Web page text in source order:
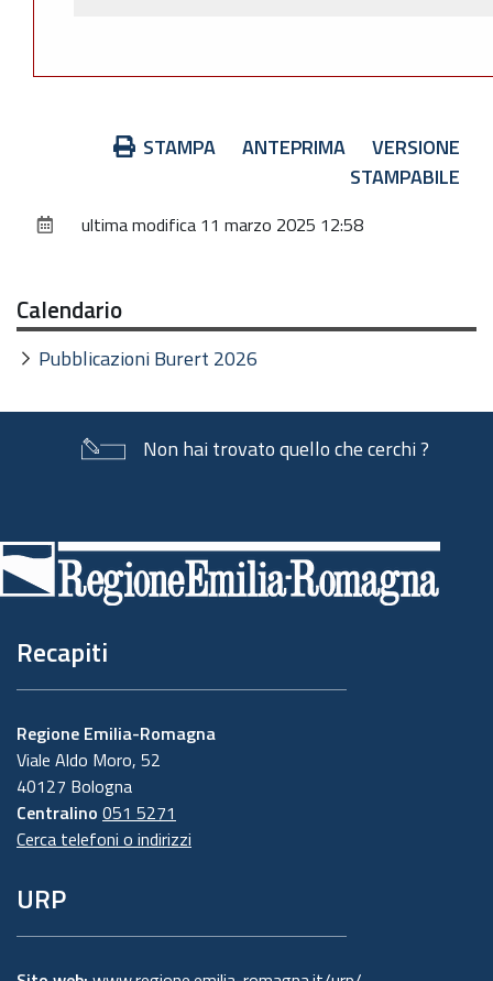
STAMPA ANTEPRIMA
VERSIONE
STAMPABILE
ultima modifica 11 marzo 2025 12:58
Calendario
Pubblicazioni Burert 2026
Non hai trovato quello che cerchi ?
di
pagina
Recapiti
Regione Emilia-Romagna
Viale Aldo Moro, 52
40127 Bologna
Centralino 051 5271
Cerca telefoni o indirizzi
URP